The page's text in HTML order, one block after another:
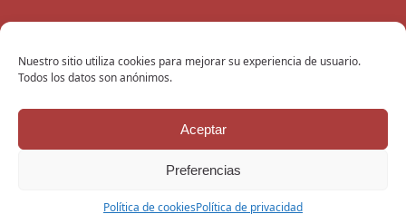
Nuestro sitio utiliza cookies para mejorar su experiencia de usuario.
Todos los datos son anónimos.
Aceptar
Preferencias
Política de cookiesPolítica de privacidad
Nuestro equipo de atención al cliente está disponible de
lunes a viernes encontacto@katanaempire.mx
Copyright © 2024 KatanaEmpire.mx
Todos los derechos reservados.